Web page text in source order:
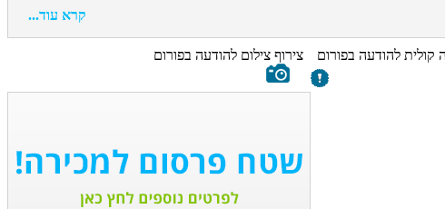
קרא עוד...
קולית להודעה בפורום צירוף צילום להודעה בפורום